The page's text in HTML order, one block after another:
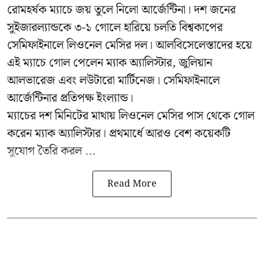
রোমহর্ষক ম্যাচে জয় তুলে নিলো আর্জেন্টিনা। দশ জনের
সুইজারল্যান্ডকে ৩-১ গোলে হারিয়ে চলতি বিশ্বকাপের
সেমিফাইনালে লিওনেল মেসির দল। আলবিসেলেস্তাদের হয়ে
এই ম্যাচে গোল পেলেন ম্যাক অ্যালিস্টার, জুলিয়ান
আলভারেজ এবং লউটারো মার্টিনেজ। সেমিফাইনালে
আর্জেন্টিনার প্রতিপক্ষ ইংল্যান্ড।
ম্যাচের দশ মিনিটের মাথায় লিওনেল মেসির পাস থেকে গোল
করেন ম্যাক অ্যালিস্টার। প্রথমার্ধে আরও বেশ কয়েকটি
সুযোগ তৈরি করল ...
Read More